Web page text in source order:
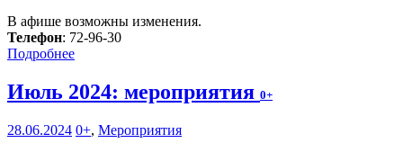
В афише возможны изменения.
Телефон: 72-96-30
Подробнее
Июль 2024: мероприятия 0+
28.06.2024 0+, Мероприятия